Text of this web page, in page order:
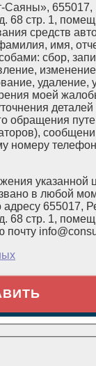
655017,
68 стр. 1,
средств
имя,
сбор,
удаление,
моей
обращения
номеру
указанной
в любой
655017,
68 стр. 1,
почту